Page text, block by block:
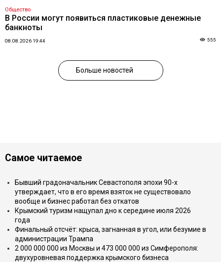
Общество
В России могут появиться пластиковые денежные
банкноты
08.08.2026 19:44 555
Больше новостей
Самое читаемое
Бывший градоначальник Севастополя эпохи 90-х
утверждает, что в его время взяток не существовало
вообще и бизнес работал без откатов
Крымский туризм нащупал дно к середине июля 2026
года
Финальный отсчёт: крыса, загнанная в угол, или безумие в
администрации Трампа
2 000 000 000 из Москвы и 473 000 000 из Симферополя:
двухуровневая поддержка крымского бизнеса